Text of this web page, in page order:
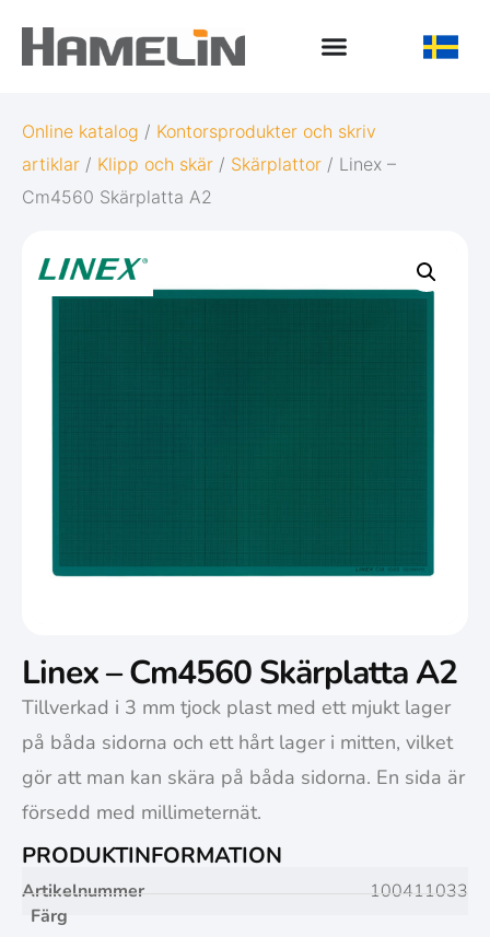
Online katalog / Kontorsprodukter och skriv
artiklar / Klipp och skär / Skärplattor / Linex –
Cm4560 Skärplatta A2
Linex – Cm4560 Skärplatta A2
Tillverkad i 3 mm tjock plast med ett mjukt lager
på båda sidorna och ett hårt lager i mitten, vilket
gör att man kan skära på båda sidorna. En sida är
försedd med millimeternät.
PRODUKTINFORMATION
Artikelnummer
100411033
Färg